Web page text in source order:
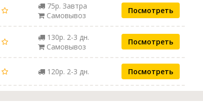
75р. Завтра
Самовывоз
Посмотреть
130р. 2-3 дн.
Самовывоз
Посмотреть
120р. 2-3 дн. Посмотреть